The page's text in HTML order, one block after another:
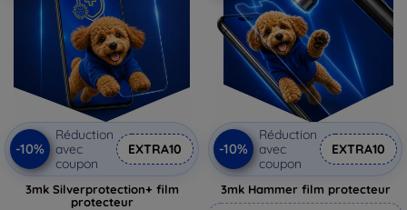
-10%
Réduction
avec
coupon
EXTRA10
3mk Silverprotection+ film
protecteur
-10%
Réduction
avec
coupon
EXTRA10
3mk Hammer film protecteur